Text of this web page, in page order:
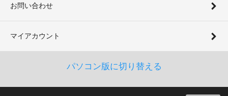
お問い合わせ
マイアカウント
パソコン版に切り替える